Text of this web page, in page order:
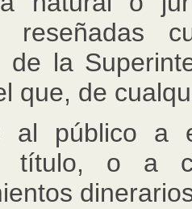
reseñadas
de la
que, de
al público a
título, o a